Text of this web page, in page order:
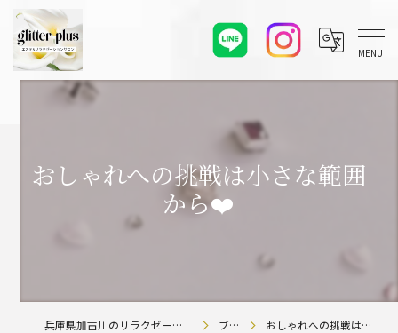
おしゃれへの挑戦は小さな範囲
から❤️
兵庫県加古川のリラクゼーションならglitter plus ブログ おしゃれへの挑戦は小さな範囲から❤️